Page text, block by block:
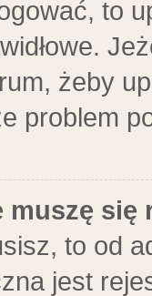
to
żeby
problem
muszę się
to od
jest